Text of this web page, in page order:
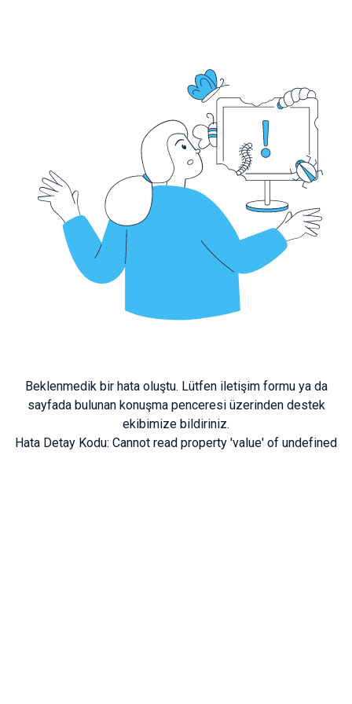
Beklenmedik bir hata oluştu. Lütfen iletişim formu ya da
sayfada bulunan konuşma penceresi üzerinden destek
ekibimize bildiriniz.
Hata Detay Kodu: Cannot read property 'value' of undefined